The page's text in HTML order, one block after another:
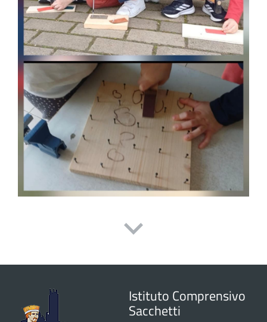
Istituto Comprensivo
Sacchetti